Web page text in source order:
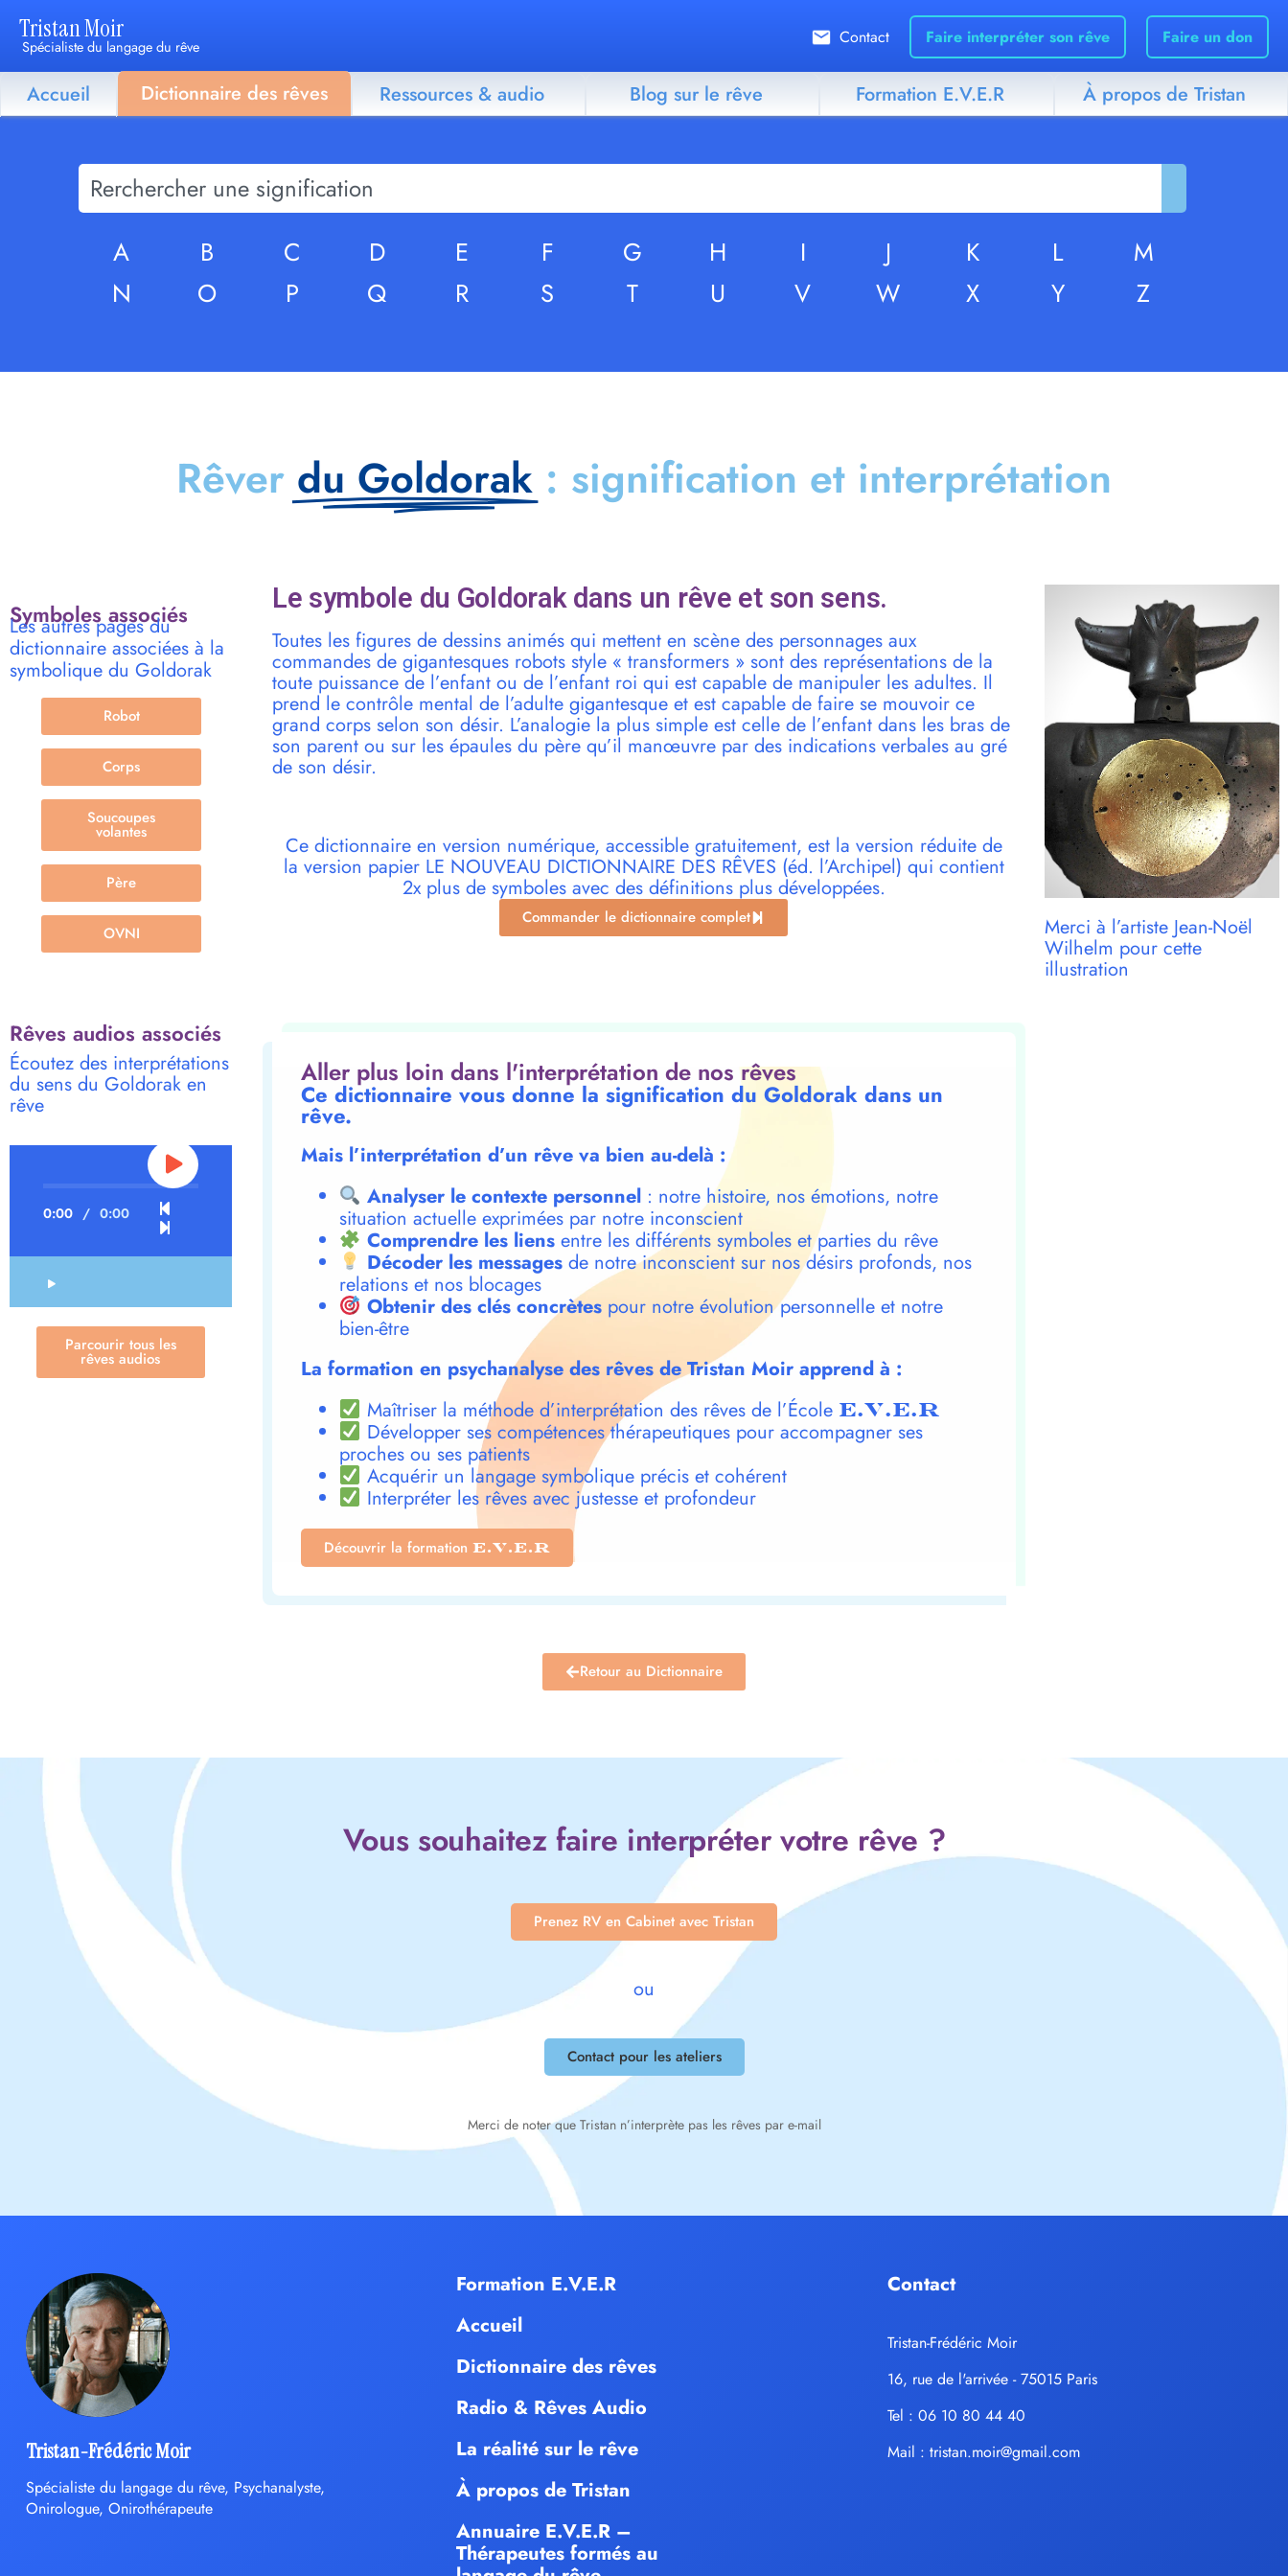
Tristan Moir
Spécialiste du langage du rêve Contact Faire interpréter son rêve Faire un don
Accueil Dictionnaire des rêves Ressources & audio Blog sur le rêve Formation E.V.E.R À propos de Tristan
A B C D E F G H I J K L
M
N
O P Q R S T U V W X Y Z
Rêver du Goldorak : signification et interprétation
Symboles associés
Les autres pages du
dictionnaire associées à la
symbolique du Goldorak
Robot
Corps
Soucoupes
volantes
Père
OVNI
Rêves audios associés
Écoutez des interprétations
du sens du Goldorak en
rêve
0:00 / 0:00
Parcourir tous les
rêves audios
Le symbole du Goldorak dans un rêve et son sens.
Toutes les figures de dessins animés qui mettent en scène des personnages aux
commandes de gigantesques robots style « transformers » sont des représentations de la
toute puissance de l’enfant ou de l’enfant roi qui est capable de manipuler les adultes. Il
prend le contrôle mental de l’adulte gigantesque et est capable de faire se mouvoir ce
grand corps selon son désir. L’analogie la plus simple est celle de l’enfant dans les bras de
son parent ou sur les épaules du père qu’il manœuvre par des indications verbales au gré
de son désir.
Ce dictionnaire en version numérique, accessible gratuitement, est la version réduite de
la version papier LE NOUVEAU DICTIONNAIRE DES RÊVES (éd. l’Archipel) qui contient
2x plus de symboles avec des définitions plus développées.
Commander le dictionnaire complet
Aller plus loin dans l'interprétation de nos rêves
Ce dictionnaire vous donne la signification du Goldorak dans un
rêve.
Mais l’interprétation d’un rêve va bien au-delà :
Analyser le contexte personnel: notre histoire, nos émotions, notre
situation actuelle exprimées par notre inconscient
Comprendre les liensentre les différents symboles et parties du rêve
Décoder les messagesde notre inconscient sur nos désirs profonds, nos
relations et nos blocages
Obtenir des clés concrètespour notre évolution personnelle et notre
bien-être
La formation en psychanalyse des rêves de Tristan Moir apprend à :
Maîtriser la méthode d’interprétation des rêves de l’École E.V.E.R
Développer ses compétences thérapeutiques pour accompagner ses
proches ou ses patients
Acquérir un langage symbolique précis et cohérent
Interpréter les rêves avec justesse et profondeur
Découvrir la formation E.V.E.R
Retour au Dictionnaire
Merci à l’artiste Jean-Noël
Wilhelm pour cette
illustration
Vous souhaitez faire interpréter votre rêve ?
Prenez RV en Cabinet avec Tristan
ou
Contact pour les ateliers
Merci de noter que Tristan n’interprète pas les rêves par e-mail
Tristan-Frédéric Moir
Spécialiste du langage du rêve, Psychanalyste,
Onirologue, Onirothérapeute
Formation E.V.E.R
Accueil
Dictionnaire des rêves
Radio & Rêves Audio
La réalité sur le rêve
À propos de Tristan
Annuaire E.V.E.R –
Thérapeutes formés au
Contact
Tristan-Frédéric Moir
16, rue de l'arrivée - 75015 Paris
Tel : 06 10 80 44 40
Mail :tristan.moir@gmail.com